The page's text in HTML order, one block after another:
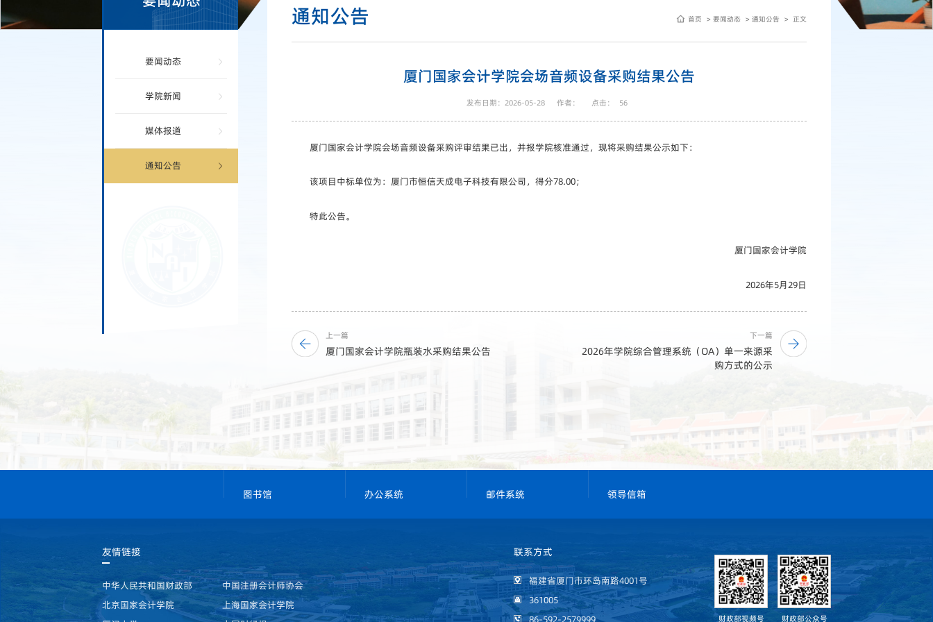
要闻动态
学院新闻
媒体报道
通知公告
通知公告 首页 要闻动态 通知公告 正文
厦门国家会计学院会场音频设备采购结果公告
发布日期：2026-05-28 作者： 点击： 56
厦门国家会计学院会场音频设备采购评审结果已出，并报学院核准通过，现将采购结果公示如下：
该项目中标单位为：厦门市恒信天成电子科技有限公司，得分78.00；
特此公告。
厦门国家会计学院
2026年5月29日
上一篇
厦门国家会计学院瓶装水采购结果公告
下一篇
2026年学院综合管理系统（OA）单一来源采
购方式的公示
图书馆 办公系统 邮件系统 领导信箱
友情链接
中华人民共和国财政部
中国注册会计师协会
北京国家会计学院
上海国家会计学院
联系方式
福建省厦门市环岛南路4001号
361005
86-592-2579999
财政部视频号 财政部公众号